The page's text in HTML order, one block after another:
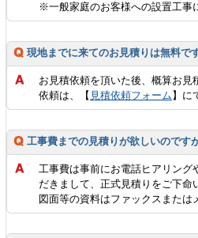
※一般家庭のお客様への設置工事
現地までに来てのお見積りは無料です
お見積依頼を頂いた後、概算お
依頼は、【 見積依頼フォーム 】に
工事費までの見積りが欲しいのです
工事費は事前にお電話ヒアリング
だきまして、正式見積りをご下命
図面等の資料はファックスまたは